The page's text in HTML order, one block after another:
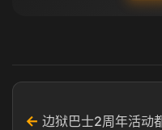
← 边狱巴士2周年活动